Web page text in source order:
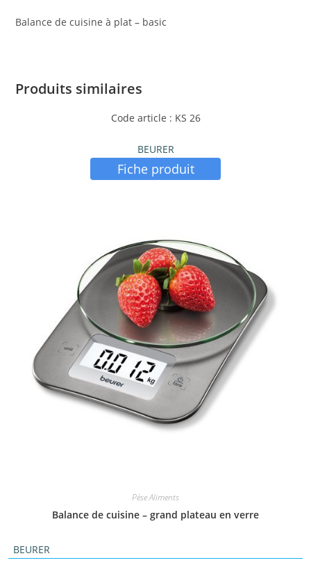
Balance de cuisine à plat – basic
Produits similaires
Code article : KS 26
BEURER
Fiche produit
Pèse Aliments
Balance de cuisine – grand plateau en verre
BEURER